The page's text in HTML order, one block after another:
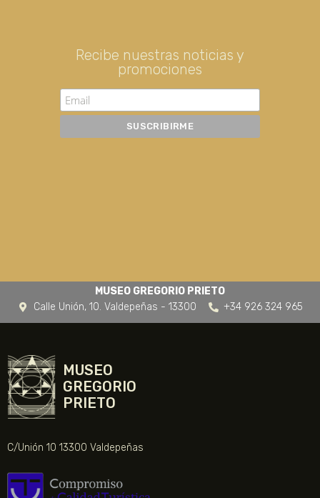
Recibe nuestras noticias y
promociones
MUSEO GREGORIO PRIETO
Calle Unión, 10. Valdepeñas - 13300
+34 926 324 965
MUSEO
GREGORIO
PRIETO
C/Unión 10 13300 Valdepeñas